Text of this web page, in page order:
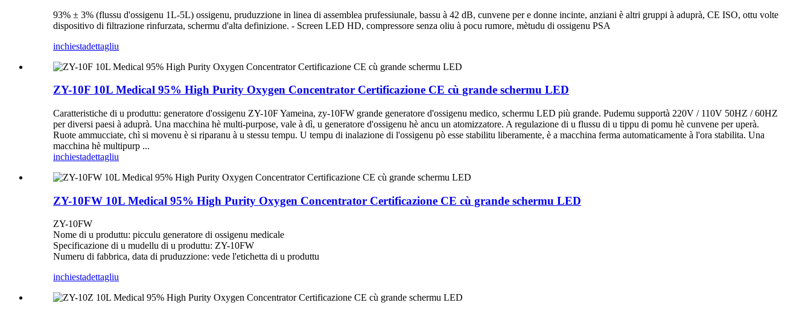
93% ± 3% (flussu d'ossigenu 1L-5L) ossigenu, pruduzzione in linea di assemblea prufessiunale, bassu à 42 dB, cunvene per e donne incinte, anziani è altri gruppi à aduprà, CE ISO, ottu volte
dispositivo di filtrazione rinfurzata, schermu d'alta definizione. - Screen LED HD, compressore senza oliu à pocu rumore, mètudu di ossigenu PSA
inchiestadettagliu
ZY-10F 10L Medical 95% High Purity Oxygen Concentrator Certificazione CE cù grande schermu LED
Caratteristiche di u produttu: generatore d'ossigenu ZY-10F Yameina, zy-10FW grande generatore d'ossigenu medico, schermu LED più grande. Pudemu supportà 220V / 110V 50HZ / 60HZ
per diversi paesi à aduprà. Una macchina hè multi-purpose, vale à dì, u generatore d'ossigenu hè ancu un atomizzatore. A regulazione di u flussu di u tippu di pomu hè cunvene per uperà.
Ruote ammucciate, chì si movenu è si riparanu à u stessu tempu. U tempu di inalazione di l'ossigenu pò esse stabilitu liberamente, è a macchina ferma automaticamente à l'ora stabilita. Una
macchina hè multipurp ...
inchiestadettagliu
ZY-10FW 10L Medical 95% High Purity Oxygen Concentrator Certificazione CE cù grande schermu LED
ZY-10FW
Nome di u produttu: picculu generatore di ossigenu medicale
Specificazione di u mudellu di u produttu: ZY-10FW
Numeru di fabbrica, data di pruduzzione: vede l'etichetta di u produttu
inchiestadettagliu